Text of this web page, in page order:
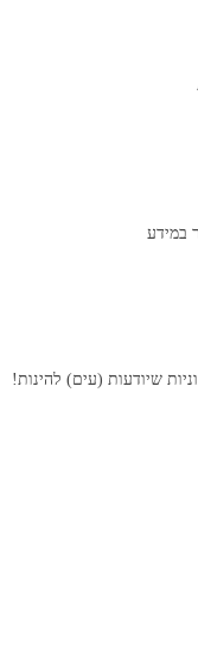
במידע
שיודעות (עים) להינות!